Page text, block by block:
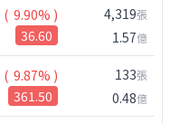
( 9.90% )
36.60
4,319張
1.57億
( 9.87% )
361.50
133張
0.48億